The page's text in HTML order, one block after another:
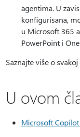
agentima. U
konfigurisana,
u Microsoft 365
PowerPoint i
Saznajte više o
U ovom
Microsoft